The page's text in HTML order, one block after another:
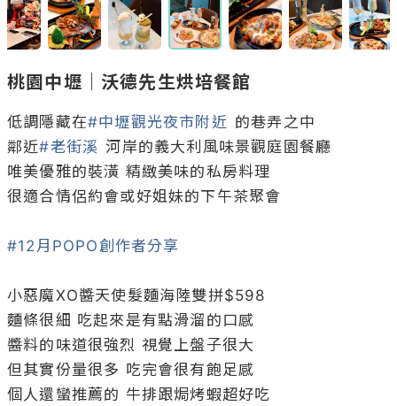
桃園中壢｜沃德先生烘培餐館
低調隱藏在#中壢觀光夜市附近 的巷弄之中
鄰近#老街溪 河岸的義大利風味景觀庭園餐廳
唯美優雅的裝潢 精緻美味的私房料理
很適合情侶約會或好姐妹的下午茶聚會
#12月POPO創作者分享
小惡魔XO醬天使髮麵海陸雙拼$598
麵條很細 吃起來是有點滑溜的口感
醬料的味道很強烈 視覺上盤子很大
但其實份量很多 吃完會很有飽足感
個人還蠻推薦的 牛排跟焗烤蝦超好吃